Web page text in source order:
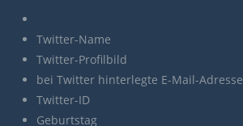
Twitter-Name
Twitter-Profilbild
bei Twitter hinterlegte E-Mail-Adresse
Twitter-ID
Geburtstag